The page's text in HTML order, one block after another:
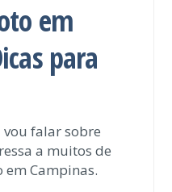
em
para
vou falar sobre
a muitos de
em Campinas.